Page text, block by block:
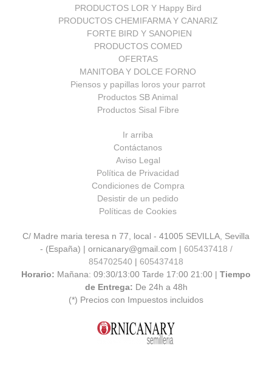
PRODUCTOS LOR Y Happy Bird
PRODUCTOS CHEMIFARMA Y CANARIZ
FORTE BIRD Y SANOPIEN
PRODUCTOS COMED
OFERTAS
MANITOBA Y DOLCE FORNO
Piensos y papillas loros your parrot
Productos SB Animal
Productos Sisal Fibre
Ir arriba
Contáctanos
Aviso Legal
Política de Privacidad
Condiciones de Compra
Desistir de un pedido
Políticas de Cookies
C/ Madre maria teresa n 77, local - 41005 SEVILLA, Sevilla
- (España) | ornicanary@gmail.com | 605437418 /
854702540 | 605437418
Horario: Mañana: 09:30/13:00 Tarde 17:00 21:00 | Tiempo
de Entrega: De 24h a 48h
(*) Precios con Impuestos incluidos